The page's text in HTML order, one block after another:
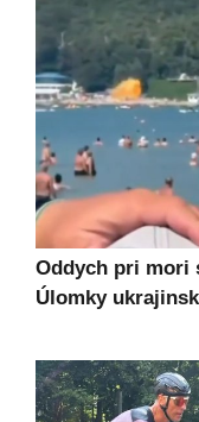
Oddych pri mori
Úlomky